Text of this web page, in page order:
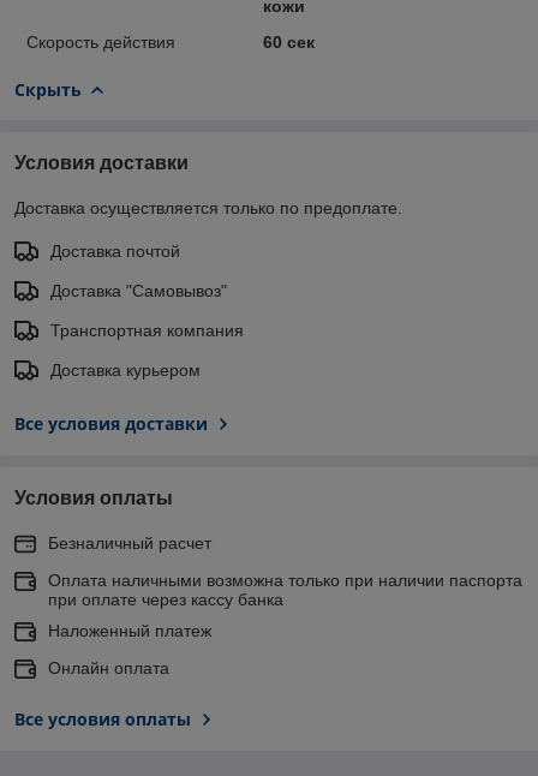
кожи
Скорость действия
60 сек
Скрыть
Условия доставки
Доставка осуществляется только по предоплате.
Доставка почтой
Доставка "Самовывоз"
Транспортная компания
Доставка курьером
Все условия доставки
Условия оплаты
Безналичный расчет
Оплата наличными возможна только при наличии паспорта
при оплате через кассу банка
Наложенный платеж
Онлайн оплата
Все условия оплаты